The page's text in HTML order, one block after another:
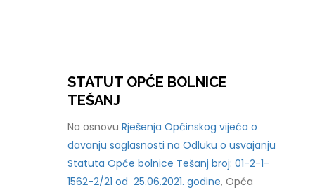
STATUT OPĆE BOLNICE
TEŠANJ
Na osnovuRješenja Općinskog vijeća o
davanju saglasnosti na Odluku o usvajanju
Statuta Opće bolnice Tešanj broj: 01-2-1-
1562-2/21 od 25.06.2021. godine, Opća